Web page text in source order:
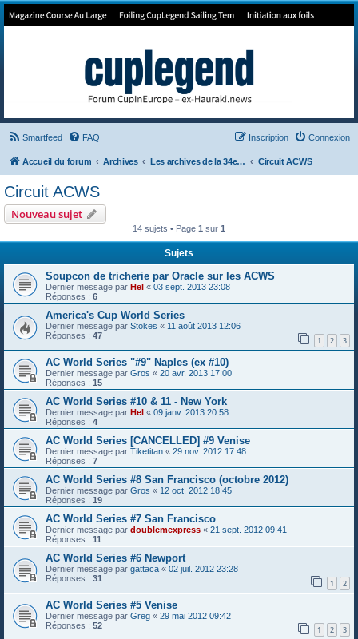
Forum de Cup In Europe
Smartfeed FAQ Connexion
Inscription
Accueil du forum Archives Les archives de la 34e America's Cup Circuit ACWS
Circuit ACWS
Nouveau sujet
14 sujets • Page 1 sur 1
Sujets
Soupcon de tricherie par Oracle sur les ACWS
Dernier message par Hel « 03 sept. 2013 23:08
Réponses : 6
America's Cup World Series
Dernier message par Stokes « 11 août 2013 12:06
Réponses : 47 1 2 3
AC World Series "#9" Naples (ex #10)
Dernier message par Gros « 20 avr. 2013 17:00
Réponses : 15
AC World Series #10 & 11 - New York
Dernier message par Hel « 09 janv. 2013 20:58
Réponses : 4
AC World Series [CANCELLED] #9 Venise
Dernier message par Tiketitan « 29 nov. 2012 17:48
Réponses : 7
AC World Series #8 San Francisco (octobre 2012)
Dernier message par Gros « 12 oct. 2012 18:45
Réponses : 19
AC World Series #7 San Francisco
Dernier message par doublemexpress « 21 sept. 2012 09:41
Réponses : 11
AC World Series #6 Newport
Dernier message par gattaca « 02 juil. 2012 23:28
Réponses : 31 1 2
AC World Series #5 Venise
Dernier message par Greg « 29 mai 2012 09:42
Réponses : 52 1 2 3